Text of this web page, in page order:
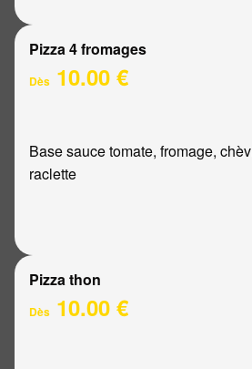
Pizza 4 fromages
Dès 10.00 €
Base sauce tomate, fromage,
raclette
Pizza thon
Dès 10.00 €